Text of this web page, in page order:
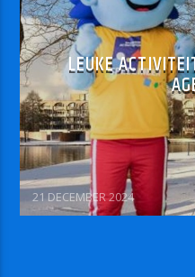
LEUKE
21 DECEMBER 2024